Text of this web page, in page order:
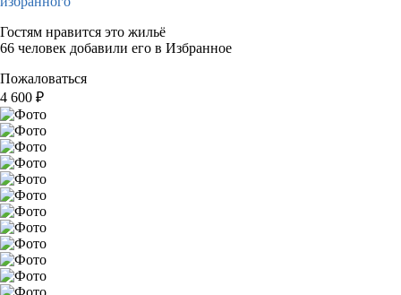
Гостям нравится это жильё
66 человек добавили его в Избранное
Пожаловаться
4 600 ₽